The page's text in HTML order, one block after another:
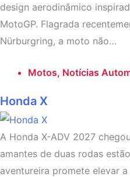
design aerodinâmico
MotoGP. Flagrada
Nürburgring, a moto não…
Motos, Notícias
Honda X
A Honda X-ADV 2027
amantes de duas rodas
aventureira promete elevar